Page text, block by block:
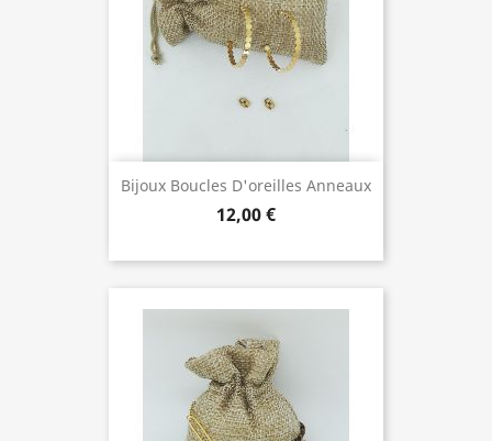
Bijoux Boucles D'oreilles Anneaux
12,00 €